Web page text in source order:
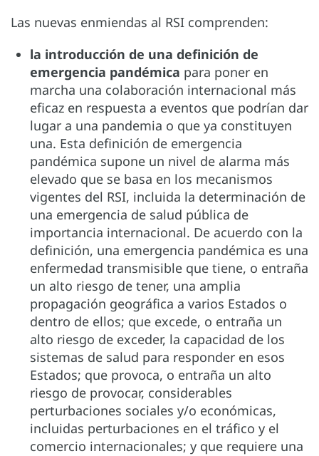
Las nuevas enmiendas al RSI comprenden:
la introducción de una definición de
emergencia pandémica para poner en
marcha una colaboración internacional más
eficaz en respuesta a eventos que podrían dar
lugar a una pandemia o que ya constituyen
una. Esta definición de emergencia
pandémica supone un nivel de alarma más
elevado que se basa en los mecanismos
vigentes del RSI, incluida la determinación de
una emergencia de salud pública de
importancia internacional. De acuerdo con la
definición, una emergencia pandémica es una
enfermedad transmisible que tiene, o entraña
un alto riesgo de tener, una amplia
propagación geográfica a varios Estados o
dentro de ellos; que excede, o entraña un
alto riesgo de exceder, la capacidad de los
sistemas de salud para responder en esos
Estados; que provoca, o entraña un alto
riesgo de provocar, considerables
perturbaciones sociales y/o económicas,
incluidas perturbaciones en el tráfico y el
comercio internacionales; y que requiere una